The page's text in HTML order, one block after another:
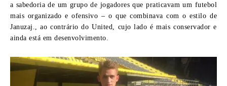
a sabedoria de um grupo de jogadores que praticavam um futebol
mais organizado e ofensivo – o que combinava com o estilo de
Januzaj., ao contrário do United, cujo lado é mais conservador e
ainda está em desenvolvimento.